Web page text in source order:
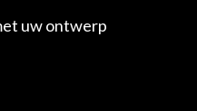
uw ontwerp